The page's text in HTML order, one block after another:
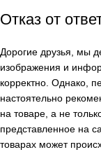
Отказ от
Дорогие друзья, мы
изображения и
корректно. Однако,
настоятельно
на товаре, а не
представленное на
товарах может